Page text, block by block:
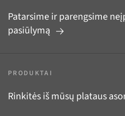
Patarsime ir parengsime
pasiūlymą
PRODUKTAI
Rinkitės iš mūsų plataus